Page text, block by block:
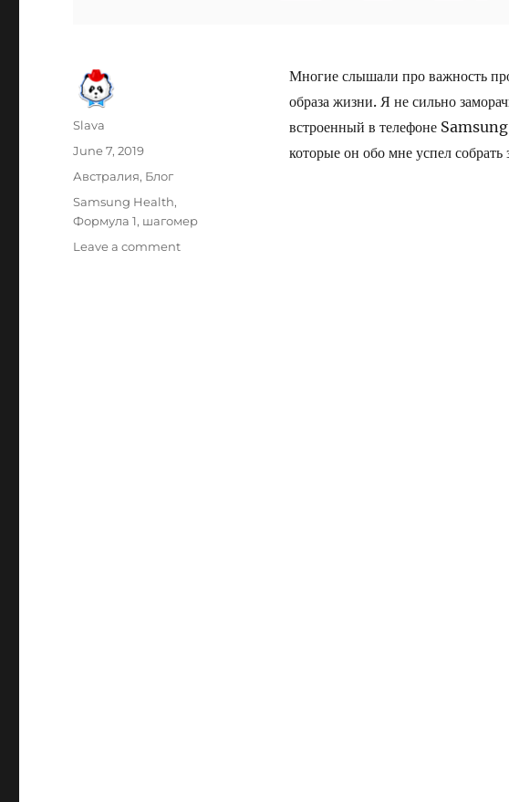
Многие слышали про важность
образа жизни. Я не сильно
встроенный в телефоне
которые он обо мне успел собрать
Author
Slava
Posted
June 7, 2019
Categories
Австралия, Блог
Tags
Samsung Health,
Формула 1, шагомер
Leave a commenton